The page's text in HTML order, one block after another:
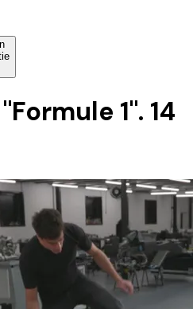
Formule 1". 14